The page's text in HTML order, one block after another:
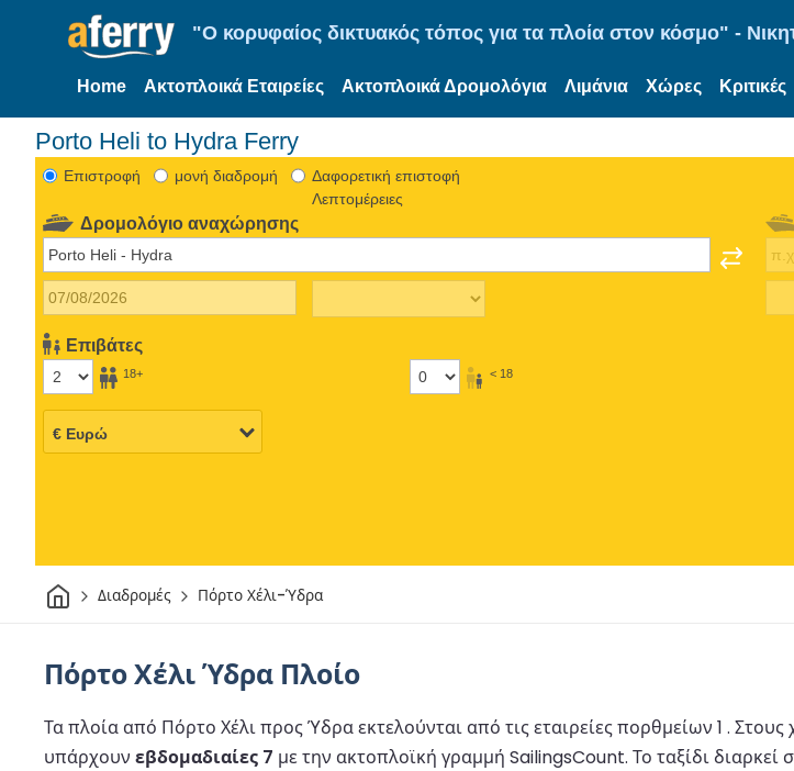
"Ο κορυφαίος δικτυακός τόπος για τα πλοία στον κόσμο" -
Home Ακτοπλοικά Εταιρείες Ακτοπλοικά Δρομολόγια Λιμάνια Χώρες Κριτικές
Porto Heli to Hydra Ferry
Eπιστροφή μονή διαδρομή
Δαφορετική επιστοφή
Λεπτομέρειες
Δρομολόγιο αναχώρησης
Επιβάτες
18+ < 18
ΣπίτιΔιαδρομές Πόρτο Χέλι-Ύδρα
Πόρτο Χέλι Ύδρα Πλοίο
Τα πλοία από Πόρτο Χέλι προς Ύδρα εκτελούνται από τις εταιρείες πορθμείων 1 . Στους
υπάρχουν εβδομαδιαίες 7 με την ακτοπλοϊκή γραμμή SailingsCount. Το ταξίδι διαρκεί